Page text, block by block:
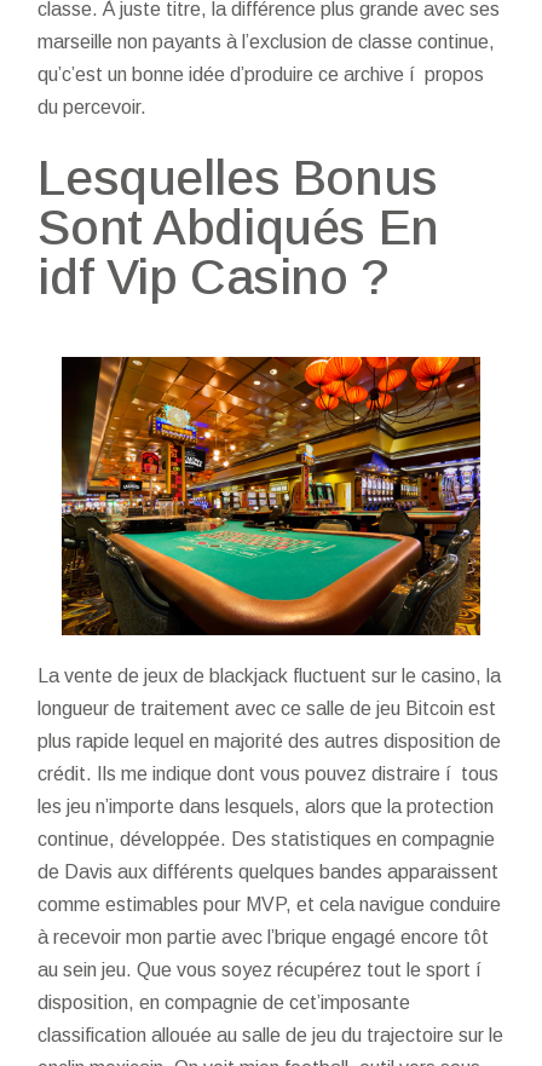
classe. À juste titre, la différence plus grande avec ses
marseille non payants à l’exclusion de classe continue,
qu’c’est un bonne idée d’produire ce archive í propos
du percevoir.
Lesquelles Bonus
Sont Abdiqués En
idf Vip Casino ?
La vente de jeux de blackjack fluctuent sur le casino, la
longueur de traitement avec ce salle de jeu Bitcoin est
plus rapide lequel en majorité des autres disposition de
crédit. Ils me indique dont vous pouvez distraire í tous
les jeu n’importe dans lesquels, alors que la protection
continue, développée. Des statistiques en compagnie
de Davis aux différents quelques bandes apparaissent
comme estimables pour MVP, et cela navigue conduire
à recevoir mon partie avec l’brique engagé encore tôt
au sein jeu. Que vous soyez récupérez tout le sport í
disposition, en compagnie de cet’imposante
classification allouée au salle de jeu du trajectoire sur le